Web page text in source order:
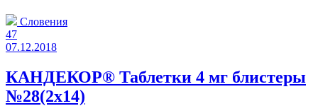
Словения
47
07.12.2018
КАНДЕКОР® Таблетки 4 мг блистеры
№28(2x14)